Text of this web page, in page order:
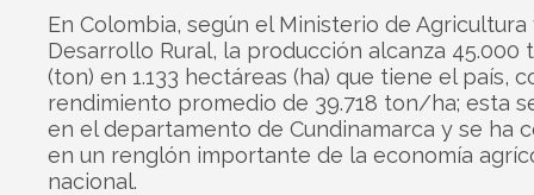
En Colombia, según el Ministerio de Agricultura
Desarrollo Rural, la producción alcanza 45.000
(ton) en 1.133 hectáreas (ha) que tiene el país,
rendimiento promedio de 39.718 ton/ha; esta
en el departamento de Cundinamarca y se ha
en un renglón importante de la economía
nacional.